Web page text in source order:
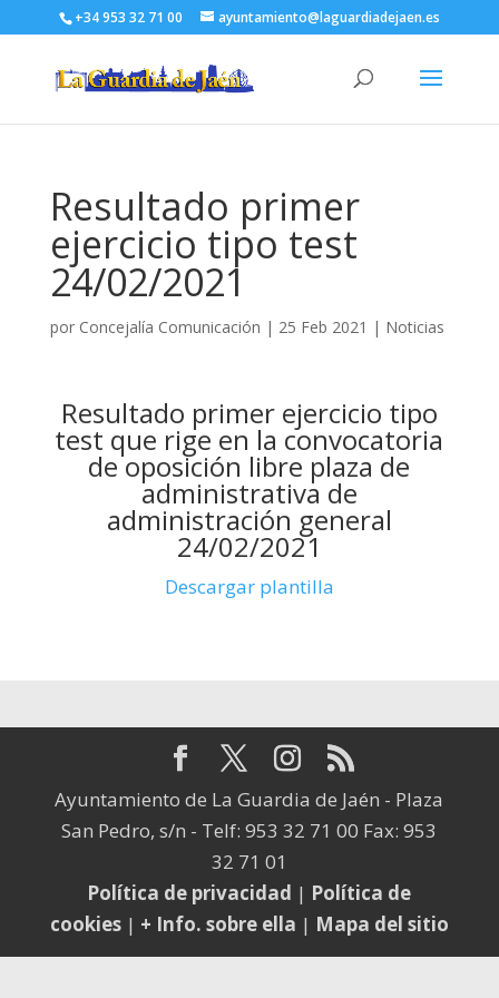
+34 953 32 71 00 ayuntamiento@laguardiadejaen.es
Resultado primer
ejercicio tipo test
24/02/2021
por Concejalía Comunicación | 25 Feb 2021 | Noticias
Resultado primer ejercicio tipo
test que rige en la convocatoria
de oposición libre plaza de
administrativa de
administración general
24/02/2021
Descargar plantilla
Ayuntamiento de La Guardia de Jaén - Plaza
San Pedro, s/n - Telf: 953 32 71 00 Fax: 953
32 71 01
Política de privacidad | Política de
cookies| + Info. sobre ella | Mapa del sitio